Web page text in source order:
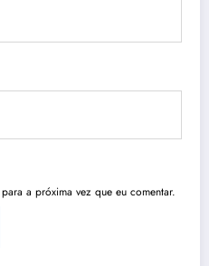
a próxima vez que eu comentar.